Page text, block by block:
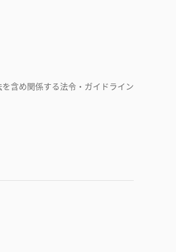
含め関係する法令・ガイドライン